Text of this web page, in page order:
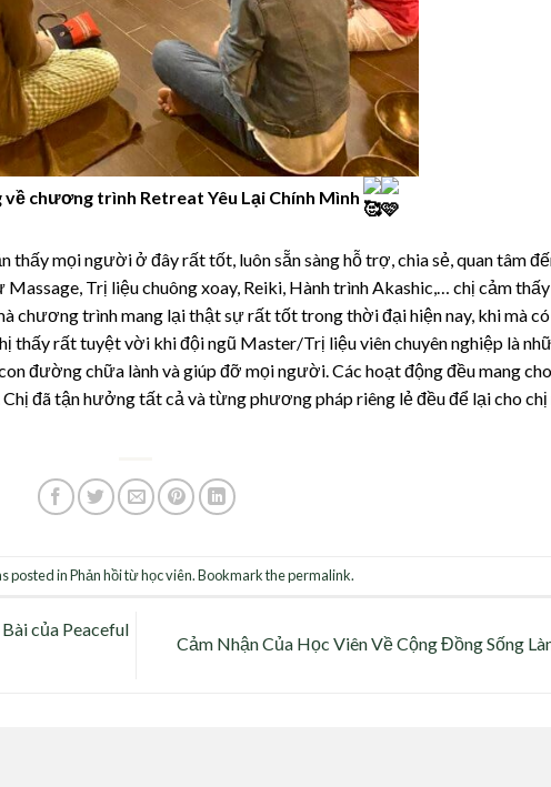
chương trình Retreat Yêu Lại Chính Mình
thấy mọi người ở đây rất tốt, luôn sẵn sàng hỗ trợ, chia sẻ, quan tâm
Trị liệu chuông xoay, Reiki, Hành trình Akashic,… chị cảm
chương trình mang lại thật sự rất tốt trong thời đại hiện nay, khi mà
thấy rất tuyệt vời khi đội ngũ Master/Trị liệu viên chuyên nghiệp là
đường chữa lành và giúp đỡ mọi người. Các hoạt động đều mang
đã tận hưởng tất cả và từng phương pháp riêng lẻ đều để lại cho
posted inPhản hồi từ học viên. Bookmark thepermalink.
của Peaceful
Cảm Nhận Của Học Viên Về Cộng Đồng Sống